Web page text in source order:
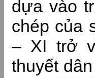
dựa vào
chép của
– XI trở
thuyết